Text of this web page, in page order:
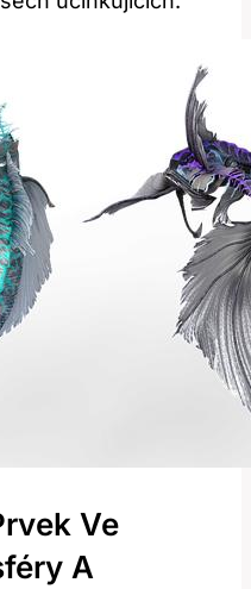
Ve
A